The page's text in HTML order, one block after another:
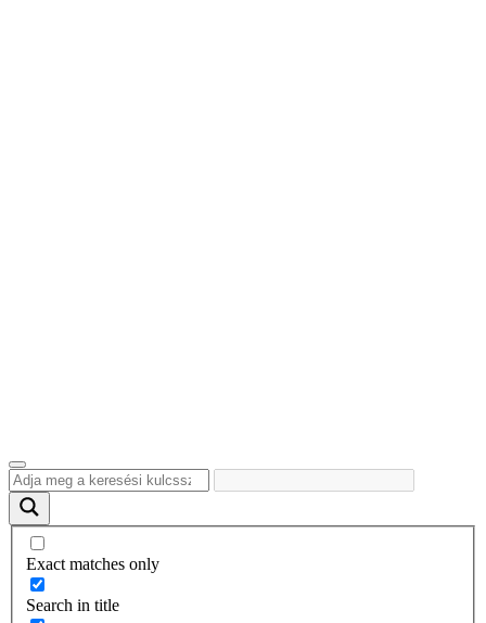
Exact matches only
Search in title